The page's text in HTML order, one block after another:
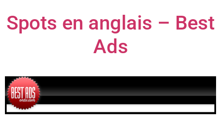
Spots en anglais – Best
Ads